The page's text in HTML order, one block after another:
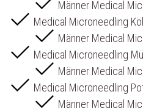
Männer Medical
Medical Microneedling
Männer Medical
Medical Microneedling
Männer Medical
Medical Microneedling
Männer Medical